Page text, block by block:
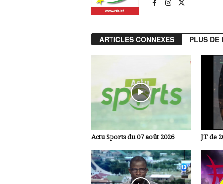
ARTICLES CONNEXES PLUS DE
Actu Sports du 07 août 2026 JT de